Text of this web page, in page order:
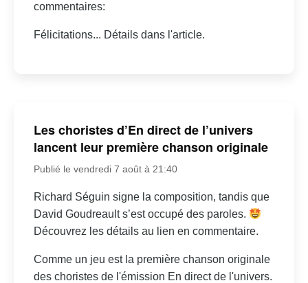
commentaires:
Félicitations... Détails dans l'article.
Les choristes d’En direct de l’univers
lancent leur première chanson originale
Publié le vendredi 7 août à 21:40
Richard Séguin signe la composition, tandis que
David Goudreault s’est occupé des paroles.
Découvrez les détails au lien en commentaire.
Comme un jeu est la première chanson originale
des choristes de l'émission En direct de l'univers.